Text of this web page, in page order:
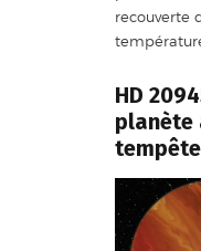
recouverte
HD
planète